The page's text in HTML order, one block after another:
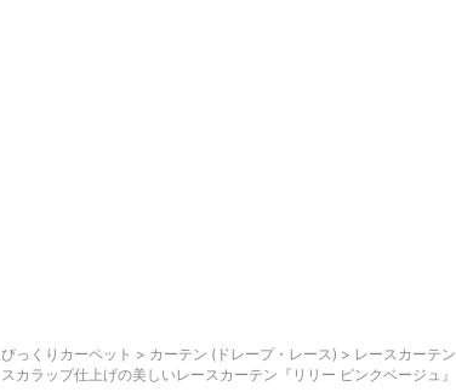
びっくりカーペット > カーテン (ドレープ・レース) > レースカーテン
スカラップ仕上げの美しいレースカーテン『リリー ピンクベージュ』